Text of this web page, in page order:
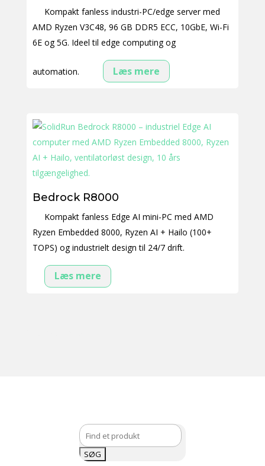
Kompakt fanless industri-PC/edge server med
AMD Ryzen V3C48, 96 GB DDR5 ECC, 10GbE, Wi-Fi
6E og 5G. Ideel til edge computing og
automation. Læs mere
Bedrock R8000
Kompakt fanless Edge AI mini-PC med AMD
Ryzen Embedded 8000, Ryzen AI + Hailo (100+
TOPS) og industrielt design til 24/7 drift.
Læs mere
Søg
efter: